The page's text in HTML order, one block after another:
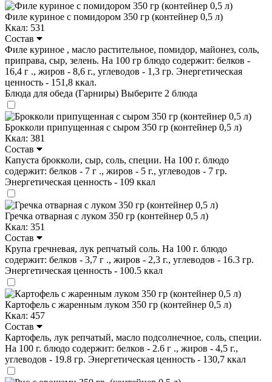
Филе куриное с помидором 350 гр (контейнер 0,5 л)
Ккал: 531
Состав
Филе куриное , масло растительное, помидор, майонез, соль,
приправа, сыр, зелень. На 100 гр блюдо содержит: белков -
16,4 г ., жиров - 8,6 г., углеводов - 1,3 гр. Энергетическая
ценность - 151,8 ккал.
Блюда для обеда (Гарниры) Выберите 2 блюда
Брокколи припущенная с сыром 350 гр (контейнер 0,5 л)
Ккал: 381
Состав
Капуста брокколи, сыр, соль, специи. На 100 г. блюдо
содержит: белков - 7 г ., жиров - 5 г., углеводов - 7 гр.
Энергетическая ценность - 109 ккал
Гречка отварная с луком 350 гр (контейнер 0,5 л)
Ккал: 351
Состав
Крупа гречневая, лук репчатый соль. На 100 г. блюдо
содержит: белков - 3,7 г ., жиров - 2,3 г., углеводов - 16.3 гр.
Энергетическая ценность - 100.5 ккал
Картофель с жаренным луком 350 гр (контейнер 0,5 л)
Ккал: 457
Состав
Картофель, лук репчатый, масло подсолнечное, соль, специи.
На 100 г. блюдо содержит: белков - 2.6 г ., жиров - 4,5 г.,
углеводов - 19.8 гр. Энергетическая ценность - 130,7 ккал